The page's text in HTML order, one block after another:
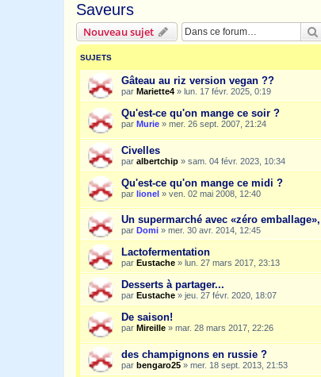
Saveurs
Nouveau sujet
SUJETS
Gâteau au riz version vegan ??
par Mariette4 » lun. 17 févr. 2025, 0:19
Qu'est-ce qu'on mange ce soir ?
par Murie » mer. 26 sept. 2007, 21:24
Civelles
par albertchip » sam. 04 févr. 2023, 10:34
Qu'est-ce qu'on mange ce midi ?
par lionel » ven. 02 mai 2008, 12:40
Un supermarché avec «zéro
par Domi » mer. 30 avr. 2014, 12:45
Lactofermentation
par Eustache » lun. 27 mars 2017, 23:13
Desserts à partager...
par Eustache » jeu. 27 févr. 2020, 18:07
De saison!
par Mireille » mar. 28 mars 2017, 22:26
des champignons en russie ?
par bengaro25 » mer. 18 sept. 2013, 21:53